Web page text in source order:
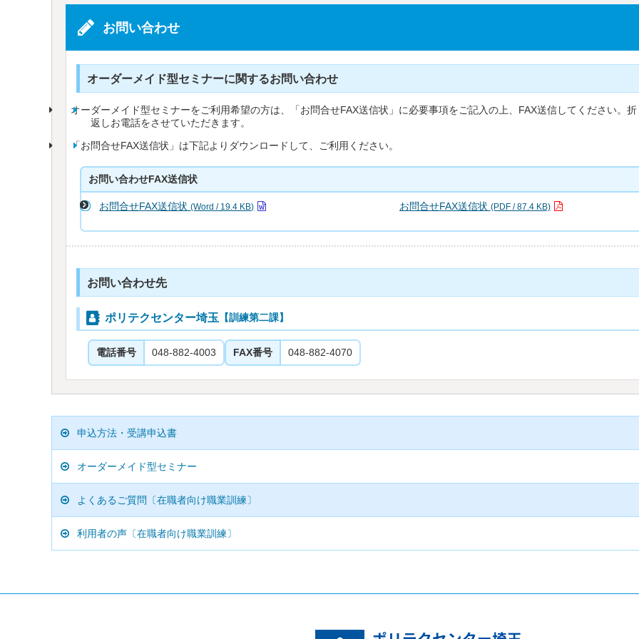
お問い合わせ
オーダーメイド型セミナーに関するお問い合わせ
オーダーメイド型セミナーをご利用希望の方は、「お問合せFAX送信状」に必要事項をご記入の上、FAX送信してください。折
返しお電話をさせていただきます。
「お問合せFAX送信状」は下記よりダウンロードして、ご利用ください。
お問い合わせFAX送信状
お問合せFAX送信状(Word / 19.4 KB) お問合せFAX送信状 (PDF / 87.4 KB)
お問い合わせ先
ポリテクセンター埼玉 【訓練第二課】
電話番号 048-882-4003 FAX番号 048-882-4070
申込方法・受講申込書
オーダーメイド型セミナー
よくあるご質問​〔在職者向け職業訓練〕
利用者の声​〔在職者向け職業訓練〕